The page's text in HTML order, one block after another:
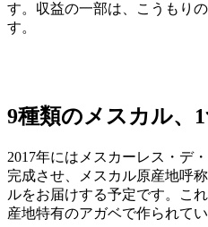
す。収益の一部は、こうもり
す。
9種類のメスカル、
2017年にはメスカーレス・デ
完成させ、メスカル原産地呼
ルをお届けする予定です。こ
産地特有のアガベで作られてい